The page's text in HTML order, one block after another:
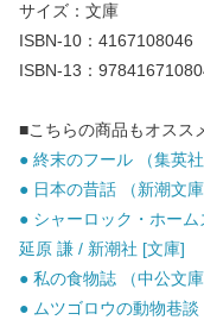
サイズ：文庫
ISBN-10：4167108046
ISBN-13：
■こちらの商品もオスス
● 終末のフール （集英
● 日本の昔話 （新潮文
● シャーロック・ホーム
延原 謙 / 新潮社 [文庫]
● 私の食物誌 （中公文
● ムツゴロウの動物巷